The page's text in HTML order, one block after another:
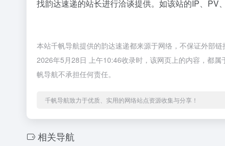
找韵达速递的站长进行洽谈提供。如该站的IP、PV
本站千帆导航提供的韵达速递都来源于网络，不保证外部
2026年5月28日 上午10:46收录时，该网页上的内容，都
帆导航不承担任何责任。
千帆导航致力于优质、实用的网络站点资源收集与分享！
相关导航